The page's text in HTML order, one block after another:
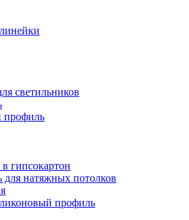
светильников
профиль
гипсокартон
натяжных потолков
профиль